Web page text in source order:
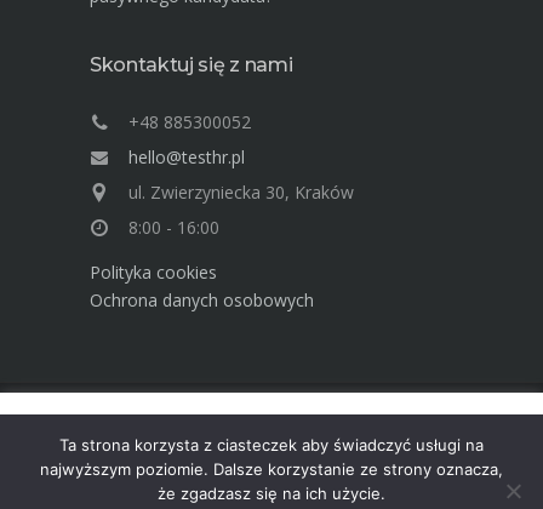
Skontaktuj się z nami
+48 885300052
hello@testhr.pl
ul. Zwierzyniecka 30, Kraków
8:00 - 16:00
Polityka cookies
Ochrona danych osobowych
Advisory Group TEST Human Resources ©
2025
używania. Korzystając ze strony wyrażasz zgodę na używanie
cookies, zgodnie z aktualnymi ustawieniami przeglądarki.
Ta strona korzysta z ciasteczek aby świadczyć usługi na
najwyższym poziomie. Dalsze korzystanie ze strony oznacza,
że zgadzasz się na ich użycie.